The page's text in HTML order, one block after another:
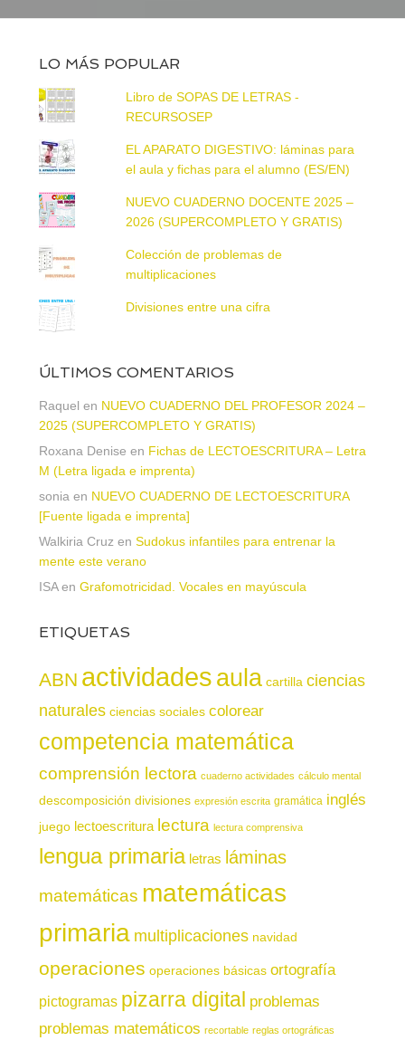
LO MÁS POPULAR
Libro de SOPAS DE LETRAS -
RECURSOSEP
EL APARATO DIGESTIVO: láminas para
el aula y fichas para el alumno (ES/EN)
NUEVO CUADERNO DOCENTE 2025 –
2026 (SUPERCOMPLETO Y GRATIS)
Colección de problemas de
multiplicaciones
Divisiones entre una cifra
ÚLTIMOS COMENTARIOS
Raquel en NUEVO CUADERNO DEL PROFESOR 2024 –
2025 (SUPERCOMPLETO Y GRATIS)
Roxana Denise en Fichas de LECTOESCRITURA – Letra
M (Letra ligada e imprenta)
sonia en NUEVO CUADERNO DE LECTOESCRITURA
[Fuente ligada e imprenta]
Walkiria Cruz en Sudokus infantiles para entrenar la
mente este verano
ISAen Grafomotricidad. Vocales en mayúscula
ETIQUETAS
ABN actividadesaula cartilla ciencias
naturales ciencias sociales colorear
competencia matemática
comprensión lectora cuaderno actividades cálculo mental
descomposición divisiones expresión escrita gramática inglés
juego lectoescritura lectura lectura comprensiva
lengua primaria letras láminas
matemáticas matemáticas
primaria multiplicaciones navidad
operaciones operaciones básicas ortografía
pictogramas pizarra digital problemas
problemas matemáticos recortable reglas ortográficas